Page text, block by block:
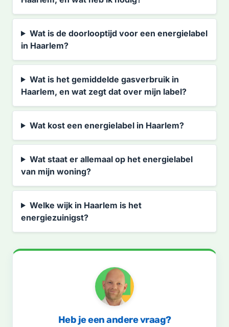
Wat is de doorlooptijd voor een energielabel
in Haarlem?
Wat is het gemiddelde gasverbruik in
Haarlem, en wat zegt dat over mijn label?
Wat kost een energielabel in Haarlem?
Wat staat er allemaal op het energielabel
van mijn woning?
Welke wijk in Haarlem is het
energiezuinigst?
Heb je een andere vraag?